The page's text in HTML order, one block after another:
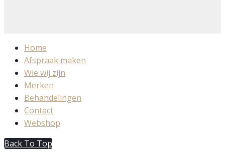
Home
Afspraak maken
Wie wij zijn
Merken
Behandelingen
Contact
Webshop
Back To Top